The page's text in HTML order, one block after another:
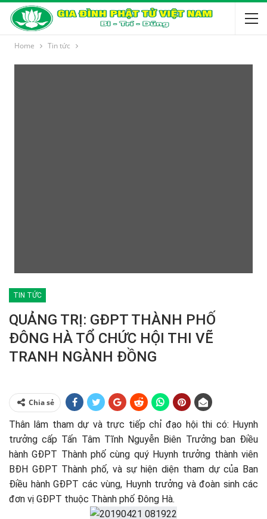
Home Tin tức
TIN TỨC
QUẢNG TRỊ: GĐPT THÀNH PHỐ
ĐÔNG HÀ TỔ CHỨC HỘI THI VẼ
TRANH NGÀNH ĐỒNG
Chia sẻ
Thân lâm tham dự và trực tiếp chỉ đạo hội thi có: Huynh
trưởng cấp Tấn Tâm Tĩnh Nguyễn Biên Trưởng ban Điều
hành GĐPT Thành phố cùng quý Huynh trưởng thành viên
BĐH GĐPT Thành phố, và sự hiện diện tham dự của Ban
Điều hành GĐPT các vùng, Huynh trưởng và đoàn sinh các
đơn vị GĐPT thuộc Thành phố Đông Hà.